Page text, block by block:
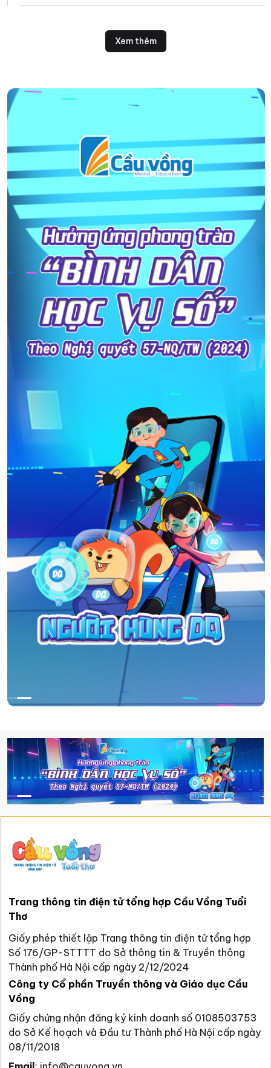
đầu chuỗi hoạt động chào
và Quốc khánh 2/9.
Xem thêm
Trang thông tin điện tử tổng hợp Cầu Vồng Tuổi
Thơ
Giấy phép thiết lập Trang thông tin điện tử tổng hợp
Số 176/GP-STTTT do Sở thông tin & Truyền thông
Thành phố Hà Nội cấp ngày 2/12/2024
Công ty Cổ phần Truyền thông và Giáo dục Cầu
Vồng
Giấy chứng nhận đăng ký kinh doanh số 0108503753
do Sở Kế hoạch và Đầu tư Thành phố Hà Nội cấp ngày
08/11/2018